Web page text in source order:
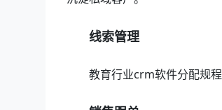
线索管理
教育行业crm软件分配规